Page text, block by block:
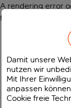
A rendering error
function
Damit unsere
nutzen wir
Mit Ihrer
anpassen
Cookie freie